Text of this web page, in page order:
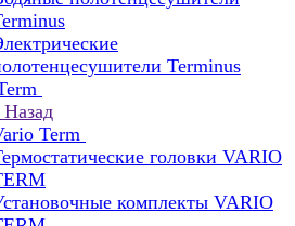
Terminus
Назад
Term
головки VARIO
комплекты VARIO